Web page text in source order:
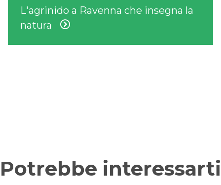
L'agrinido a Ravenna che insegna la
natura
Potrebbe interessarti